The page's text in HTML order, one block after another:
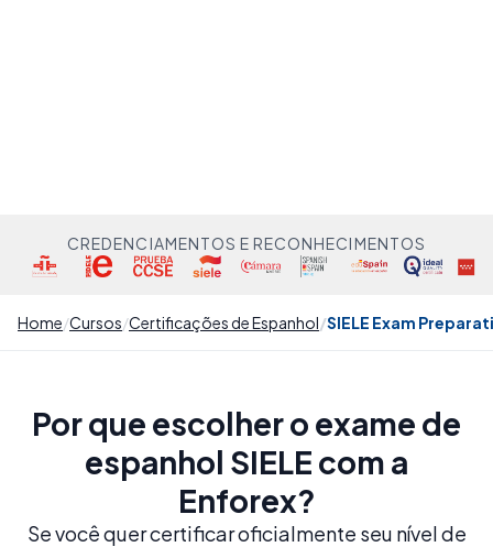
CREDENCIAMENTOS E RECONHECIMENTOS
Home Cursos Certificações de Espanhol SIELE Exam
Por que escolher o exame de
espanhol SIELE com a
Enforex?
Se você quer certificar oficialmente seu nível de